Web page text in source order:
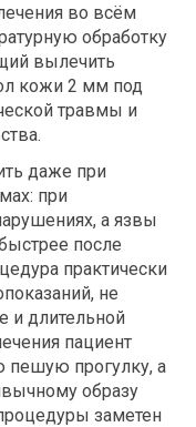
во всём
обработку
вылечить
кожи 2 мм под
травмы и
даже при
при
а язвы
после
практически
не
и длительной
пациент
пешую прогулку, а
образу
заметен